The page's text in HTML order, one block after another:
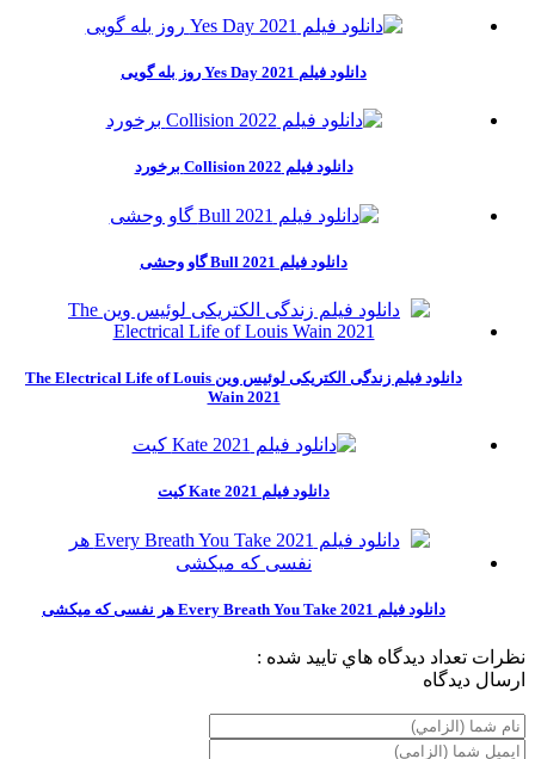
دانلود فیلم Yes Day 2021 روز بله گویی
دانلود فیلم Collision 2022 برخورد
دانلود فیلم Bull 2021 گاو وحشی
دانلود فیلم زندگی الکتریکی لوئیس وین The Electrical Life of Louis
Wain 2021
دانلود فیلم Kate 2021 کیت
دانلود فیلم Every Breath You Take 2021 هر نفسی که میکشی
نظرات تعداد ديدگاه هاي تاييد شده :
ارسال ديدگاه